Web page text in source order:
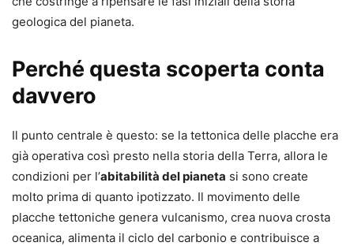
geologica del pianeta.
Perché questa scoperta conta
davvero
Il punto centrale è questo: se la tettonica delle placche era
già operativa così presto nella storia della Terra, allora le
condizioni per l’abitabilità del pianeta si sono create
molto prima di quanto ipotizzato. Il movimento delle
placche tettoniche genera vulcanismo, crea nuova crosta
oceanica, alimenta il ciclo del carbonio e contribuisce a